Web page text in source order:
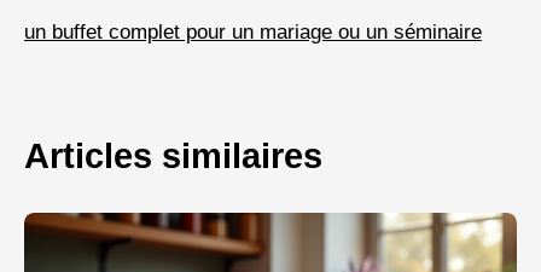
un buffet complet pour un mariage ou un séminaire
Articles similaires